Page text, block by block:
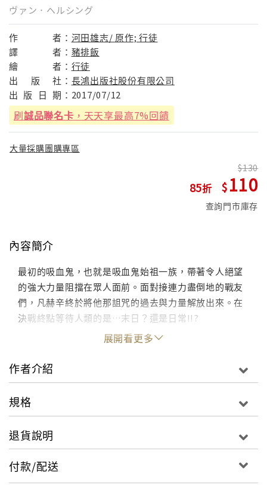
ヴァン．ヘルシング
作 者： 河田雄志/ 原作; 行徒
譯
者： 豬排飯
繪
者： 行徒
出
版 社： 長鴻出版社股份有限公司
出 版 日 期： 2017/07/12
刷誠品聯名卡 ，天天享最高7%回饋
大量採購團購專區
85
130
110
查詢門市庫存
內容簡介
最初的吸血鬼，也就是吸血鬼始祖一族，帶著令人絕望
的強大力量阻擋在眾人面前。面對接連力盡倒地的戰友
們，凡赫辛終於將他那詛咒的過去與力量解放出來。在
決戰終點等待人類的是…末日？還是日常!!?
展開看更多
作者介紹
規格
退貨說明
付款/配送